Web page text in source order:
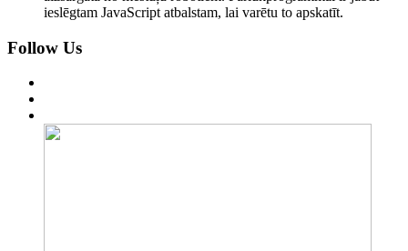
ieslēgtam JavaScript atbalstam, lai varētu to apskatīt.
Follow Us